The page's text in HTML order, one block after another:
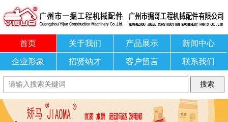
首页 关于我们 产品展示 新闻中心
企业形象 招贤纳才 客户留言 联系我们